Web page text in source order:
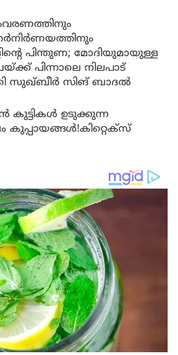
പിന്തുണ; മോദിയുമായുള്ള
പിന്നാലെ നിലപാട്
സുഖ്ബീർ സിങ് ബാദൽ
കുട്ടികൾ ഉടുക്കുന്ന
കുപ്പായങ്ങൾ!കിറ്റെക്സ്